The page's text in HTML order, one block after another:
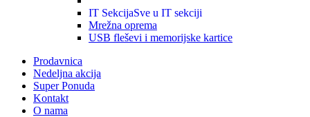
IT SekcijaSve u IT sekciji
Mrežna oprema
USB fleševi i memorijske kartice
Prodavnica
Nedeljna akcija
Super Ponuda
Kontakt
O nama